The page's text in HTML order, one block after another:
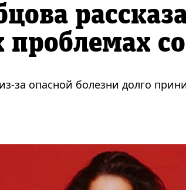
проблемах
за опасной болезни долго